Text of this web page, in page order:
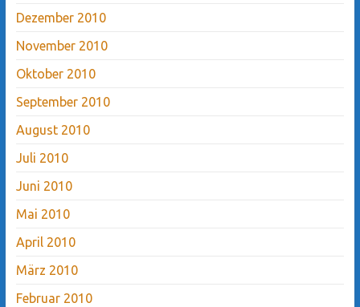
Dezember 2010
November 2010
Oktober 2010
September 2010
August 2010
Juli 2010
Juni 2010
Mai 2010
April 2010
März 2010
Februar 2010